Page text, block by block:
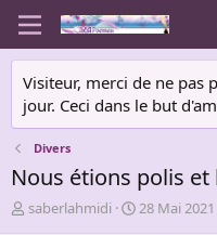
Visiteur, merci de ne pas
jour. Ceci dans le but
Divers
Nous étions polis
A
saberlahmidi
D
28 Mai 2021